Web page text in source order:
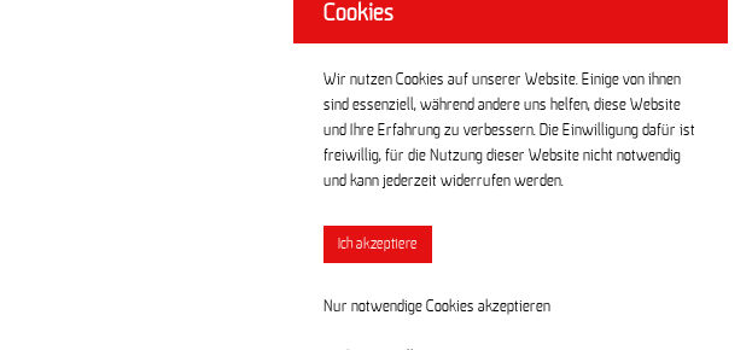
Cookies
Wir nutzen Cookies auf unserer Website. Einige von ihnen
sind essenziell, während andere uns helfen, diese Website
und Ihre Erfahrung zu verbessern. Die Einwilligung dafür ist
freiwillig, für die Nutzung dieser Website nicht notwendig
und kann jederzeit widerrufen werden.
Ich akzeptiere
Nur notwendige Cookies akzeptieren